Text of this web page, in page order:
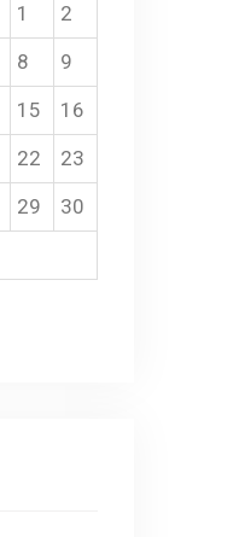
1
2
8
9
15
16
22
23
29
30